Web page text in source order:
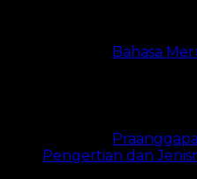
Bahasa
Pengertian dan